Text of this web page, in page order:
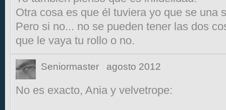
Otra cosa es que él tuviera yo que se una
Pero si no... no se pueden tener las dos
que le vaya tu rollo o no.
Seniormaster agosto 2012
No es exacto, Ania y velvetrope: